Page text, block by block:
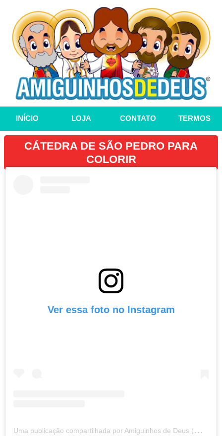
INÍCIO LOJA CONTATO TERMOS
CÁTEDRA DE SÃO PEDRO PARA
COLORIR
Ver essa foto no Instagram
U
ma publicação compartilhada por Amiguinhos de Deus (@amiguinhosdedeus)